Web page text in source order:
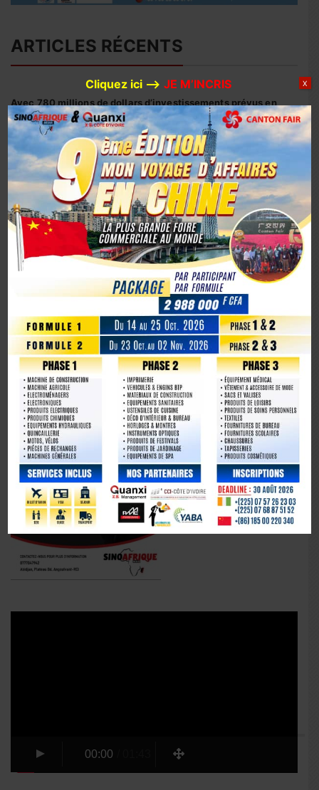
ARTICLES RÉCENTS
Avec 780 millions de dollars d’investissements prévus en
2026, Huaxin Gold accélère son expansion minière entre
Afrique et Asie
Coopération sino-ivoirienne : inauguration officielle du
siège du centre d’affaires YUE AFRICA BUSINESS ALLIANCE
(YABA) à Guangzhou
Coopération Sino-Ivoirienne : S.E.M. Abou Dosso nommé
Ambassadeur de la Côte d’Ivoire en Chine, un tournant
diplomatique
1er octobre 2025, la Chine marque son 76e anniversaire
avec éclat
La Chine fête les 80 ans de la capitulation du Japon
00:00
Cliquez ici –> JE M’INCRIS X